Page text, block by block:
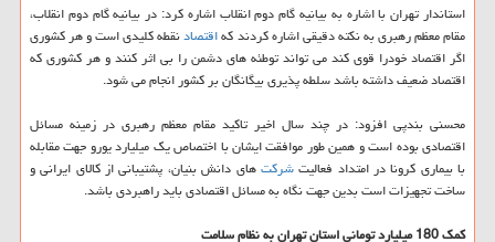
استاندار تهران با اشاره به بیانیه گام دوم انقلاب اشاره كرد: در بیانیه گام دوم انقلاب،
مقام معظم رهبری به نكته دقیقی اشاره كردند كهاقتصادنقطه كلیدی است و هر كشوری
اگر اقتصاد خودرا قوی كند می تواند توطئه های دشمن را بی اثر كنند و هر كشوری كه
اقتصاد ضعیف داشته باشد سلطه پذیری بیگانگان بر كشور انجام می شود.
محسنی بندپی افزود: در چند سال اخیر تاكید مقام معظم رهبری در زمینه مسائل
اقتصادی بوده است و همین طور موافقت ایشان با اختصاص یك میلیارد یورو جهت مقابله
با بیماری كرونا در امتداد فعالیتشركتهای دانش بنیان، پشتیبانی از كالای ایرانی و
ساخت تجهیزات است بدین جهت نگاه به مسائل اقتصادی باید راهبردی باشد.
كمك 180 میلیارد تومانی استان تهران به نظام سلامت